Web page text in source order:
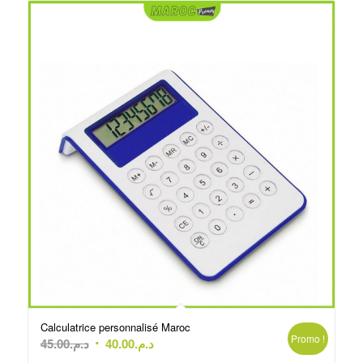
Calculatrice personnalisé Maroc
د.م.45.00
Le
د.م.40.00
Le
Promo !